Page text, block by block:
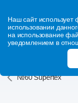
Наш сайт использует
использовании
на использование
уведомлением в
№60 Supertex